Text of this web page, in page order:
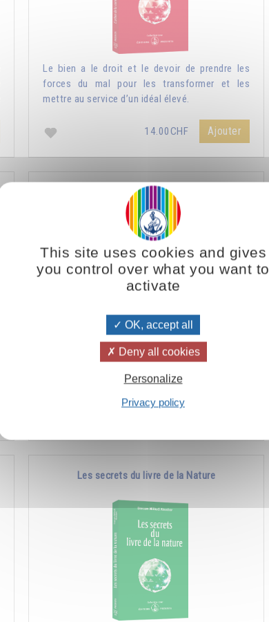
Le bien a le droit et le devoir de prendre les
forces du mal pour les transformer et les
mettre au service d’un idéal élevé.
14.00CHF Ajouter
Nature humaine et nature divine
Comment favoriser les manifestations de la
Les secrets du livre de la Nature
This site uses cookies and gives
you control over what you want to
activate
OK, accept all
Deny all cookies
Personalize
Privacy policy